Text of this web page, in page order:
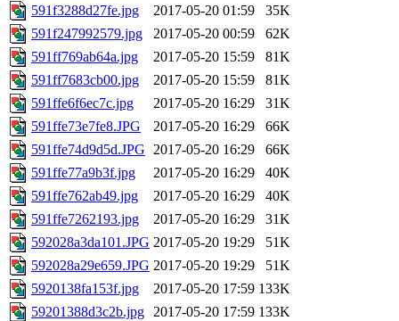
591f3288d27fe.jpg
2017-05-20 01:59
35K
591f247992579.jpg
2017-05-20 00:59
62K
591ff769ab64a.jpg
2017-05-20 15:59
81K
591ff7683cb00.jpg
2017-05-20 15:59
81K
591ffe6f6ec7c.jpg
2017-05-20 16:29
31K
591ffe73e7fe8.JPG
2017-05-20 16:29
66K
591ffe74d9d5d.JPG 2017-05-20 16:29
66K
591ffe77a9b3f.jpg
2017-05-20 16:29
40K
591ffe762ab49.jpg
2017-05-20 16:29
40K
591ffe7262193.jpg
2017-05-20 16:29
31K
592028a3da101.JPG 2017-05-20 19:29
51K
592028a29e659.JPG 2017-05-20 19:29
51K
5920138fa153f.jpg
2017-05-20 17:59 133K
59201388d3c2b.jpg 2017-05-20 17:59 133K